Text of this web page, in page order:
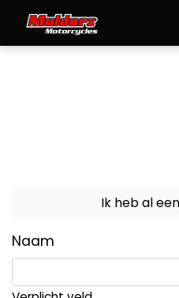
overslaan
Ik heb al
Naam